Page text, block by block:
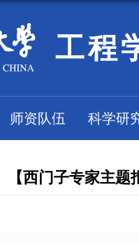
工程
师资队伍 科学研
【西门子专家主